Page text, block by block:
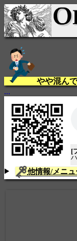
やや混ん
...
[
他情報/メニュ